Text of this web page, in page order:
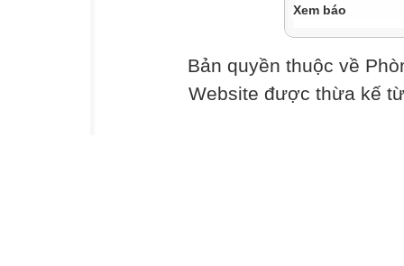
Xem báo
Bản quyền thuộc về
Website được thừa kế